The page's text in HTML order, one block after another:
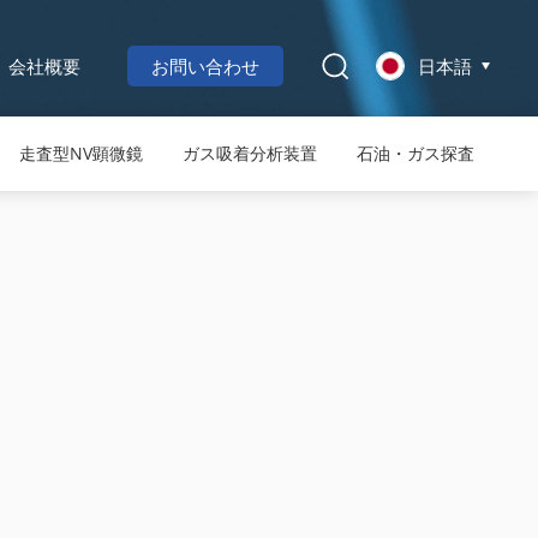
会社概要 お問い合わせ 日本語
走査型NV顕微鏡 ガス吸着分析装置 石油・ガス探査